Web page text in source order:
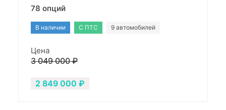
78 опций
В наличии С ПТС 9 автомобилей
Цена
3 049 000 ₽
2 849 000 ₽